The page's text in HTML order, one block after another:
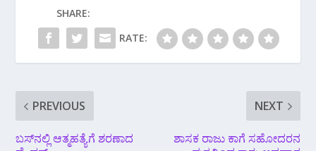
SHARE:
RATE:
PREVIOUS
ಬಸ್‌ನಲ್ಲಿ ಆತ್ಮಹತ್ಯೆಗೆ ಶರಣಾದ
NEXT
ಶಾಸಕ ರಾಜು ಕಾಗೆ ಸಹೋದರನ